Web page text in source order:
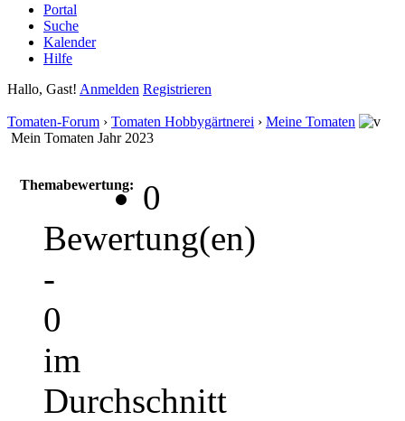
Portal
Suche
Kalender
Hilfe
Hallo, Gast! Anmelden Registrieren
Tomaten-Forum › Tomaten Hobbygärtnerei › Meine Tomaten
Mein Tomaten Jahr 2023
Themabewertung:
0
Bewertung(en)
-
0
im
Durchschnitt